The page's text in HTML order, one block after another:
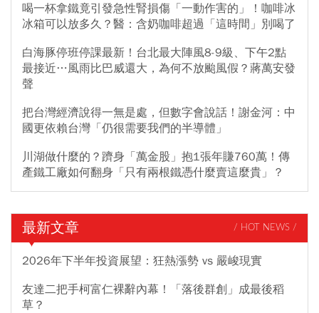
喝一杯拿鐵竟引發急性腎損傷「一動作害的」！咖啡冰
冰箱可以放多久？醫：含奶咖啡超過「這時間」別喝了
白海豚停班停課最新！台北最大陣風8-9級、下午2點
最接近…風雨比巴威還大，為何不放颱風假？蔣萬安發
聲
把台灣經濟說得一無是處，但數字會說話！謝金河：中
國更依賴台灣「仍很需要我們的半導體」
川湖做什麼的？躋身「萬金股」抱1張年賺760萬！傳
產鐵工廠如何翻身「只有兩根鐵憑什麼賣這麼貴」？
最新文章 / HOT NEWS /
2026年下半年投資展望：狂熱漲勢 vs 嚴峻現實
友達二把手柯富仁裸辭內幕！「落後群創」成最後稻
草？